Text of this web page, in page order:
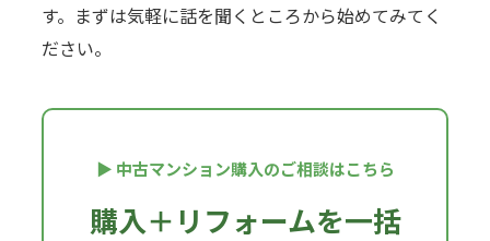
す。まずは気軽に話を聞くところから始めてみてく
ださい。
▶ 中古マンション購入のご相談はこちら
購入＋リフォームを一括